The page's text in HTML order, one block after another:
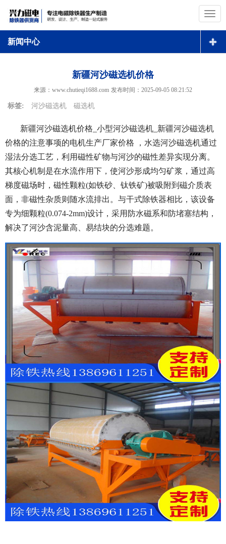
切
换
导
航
新闻中心
新疆河沙磁选机价格
来源：www.chutieqi1688.com 发布时间： 2025-09-05 08:21:52
标签: 河沙磁选机 磁选机
新疆河沙磁选机价格_小型河沙磁选机_新疆河沙磁选机
价格的注意事项的电机生产厂家价格 ，水选河沙磁选机通过
湿法分选工艺，利用磁性矿物与河沙的磁性差异实现分离。
其核心机制是在水流作用下，使河沙形成均匀矿浆，通过高
梯度磁场时，磁性颗粒(如铁砂、钛铁矿)被吸附到磁介质表
面，非磁性杂质则随水流排出。与干式除铁器相比，该设备
专为细颗粒(0.074-2mm)设计，采用防水磁系和防堵塞结构，
解决了河沙含泥量高、易结块的分选难题。